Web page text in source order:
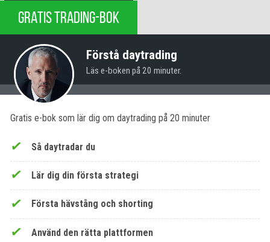
GRATIS TRADING-BOK
Förstå daytrading
Läs e-boken på 20 minuter.
Gratis e-bok som lär dig om daytrading på 20 minuter
Så daytradar du
Lär dig din första strategi
Första hävstång och shorting
Använd den rätta plattformen